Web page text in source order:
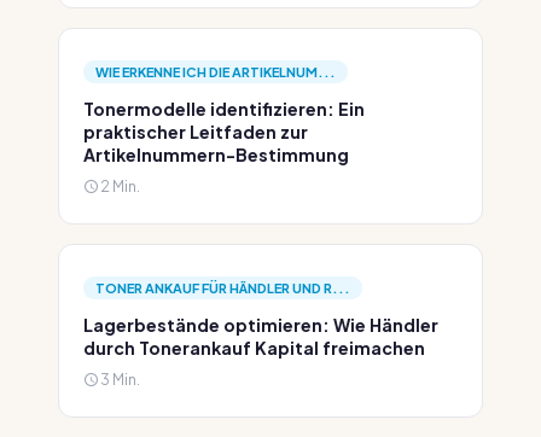
WIE ERKENNE ICH DIE ARTIKELNUM...
Tonermodelle identifizieren: Ein
praktischer Leitfaden zur
Artikelnummern-Bestimmung
2 Min.
TONER ANKAUF FÜR HÄNDLER UND R...
Lagerbestände optimieren: Wie Händler
durch Tonerankauf Kapital freimachen
3 Min.